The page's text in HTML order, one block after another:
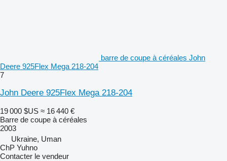
barre de coupe à céréales John
Deere 925Flex Mega 218-204
7
John Deere 925Flex Mega 218-204
19 000 $US ≈ 16 440 €
Barre de coupe à céréales
2003
Ukraine, Uman
ChP Yuhno
Contacter le vendeur